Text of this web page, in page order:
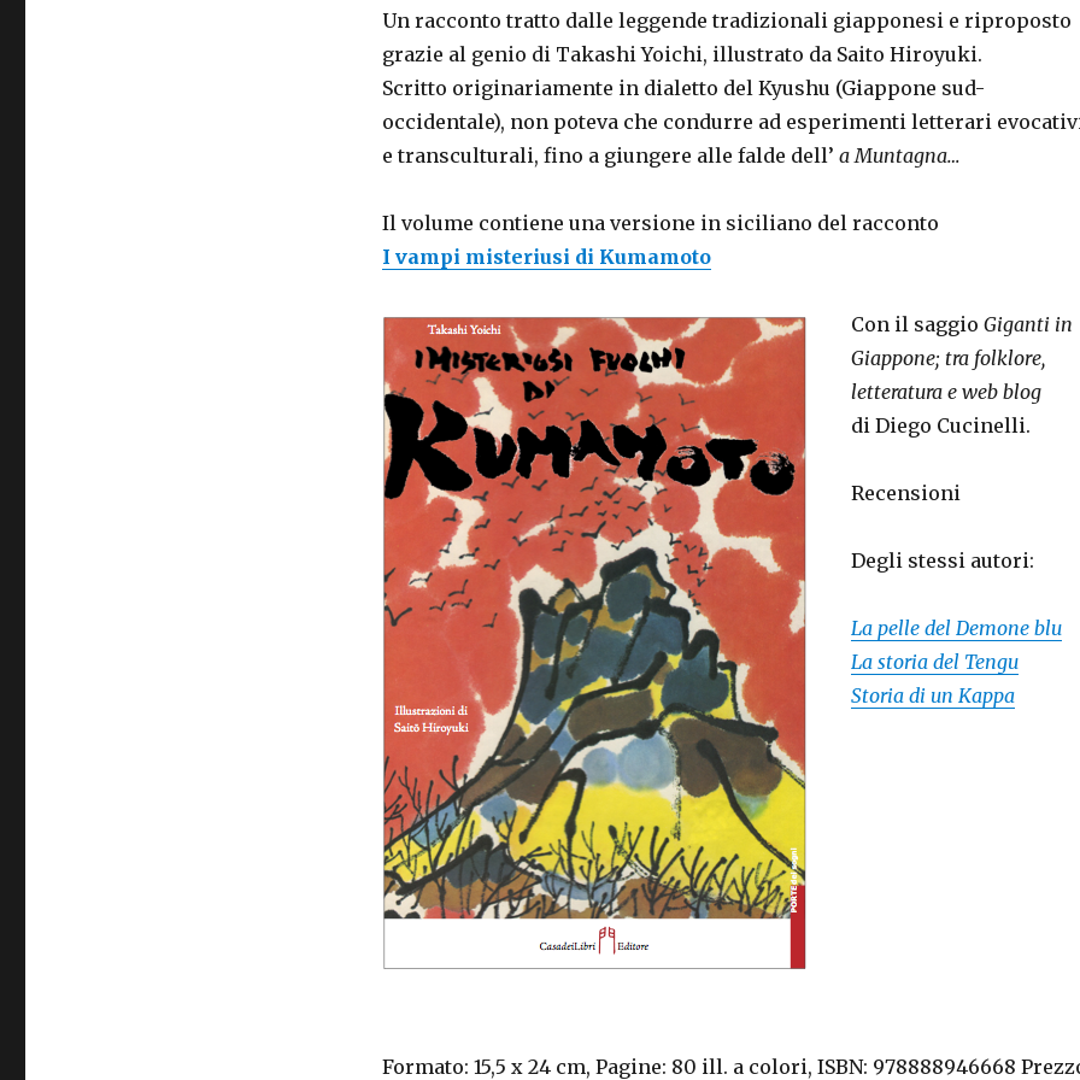
Un racconto tratto dalle leggende tradizionali giapponesi e riproposto
grazie al genio di Takashi Yoichi, illustrato da Saito Hiroyuki.
Scritto originariamente in dialetto del Kyushu (Giappone sud-
occidentale), non poteva che condurre ad esperimenti letterari
e transculturali, fino a giungere alle falde dell’ a Muntagna…
Il volume contiene una versione in siciliano del racconto
I vampi misteriusi di Kumamoto
Con il saggio Giganti in
Giappone; tra folklore,
letteratura e web blog
di Diego Cucinelli.
Recensioni
Degli stessi autori:
La pelle del Demone blu
La storia del Tengu
Storia di un Kappa
Formato: 15,5 x 24 cm, Pagine: 80 ill. a colori, ISBN: 978888946668